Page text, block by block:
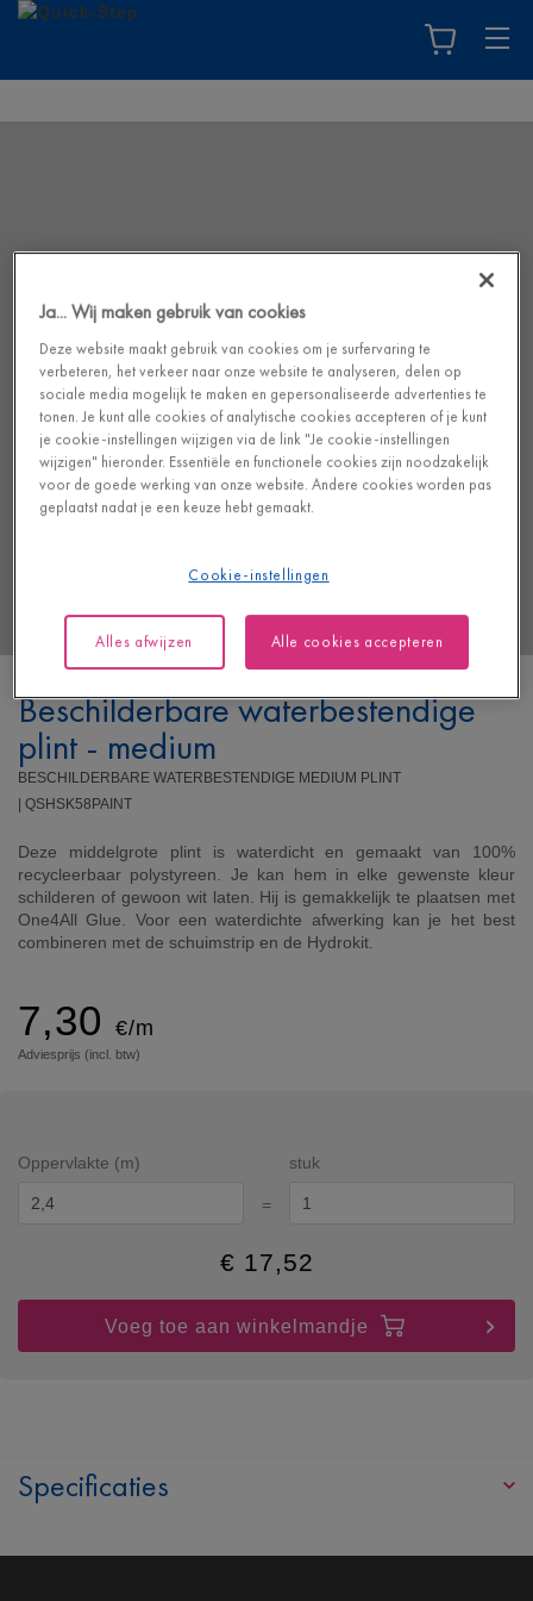
Beschilderbare waterbestendige
plint - medium
BESCHILDERBARE WATERBESTENDIGE MEDIUM PLINT
| QSHSK58PAINT
Deze middelgrote plint is waterdicht en gemaakt van 100%
recycleerbaar polystyreen. Je kan hem in elke gewenste kleur
schilderen of gewoon wit laten. Hij is gemakkelijk te plaatsen met
One4All Glue. Voor een waterdichte afwerking kan je het best
combineren met de schuimstrip en de Hydrokit.
7,30 €/m
Adviesprijs (incl. btw)
Oppervlakte (m)
=
stuk
€ 17,52
Voeg toe aan winkelmandje
Specificaties
Ja... Wij maken gebruik van cookies
Deze website maakt gebruik van cookies om je surfervaring te
verbeteren, het verkeer naar onze website te analyseren, delen op
sociale media mogelijk te maken en gepersonaliseerde advertenties te
tonen. Je kunt alle cookies of analytische cookies accepteren of je kunt
je cookie-instellingen wijzigen via de link "Je cookie-instellingen
wijzigen" hieronder. Essentiële en functionele cookies zijn noodzakelijk
voor de goede werking van onze website. Andere cookies worden pas
geplaatst nadat je een keuze hebt gemaakt.
Cookie-instellingen
Alles afwijzen Alle cookies accepteren